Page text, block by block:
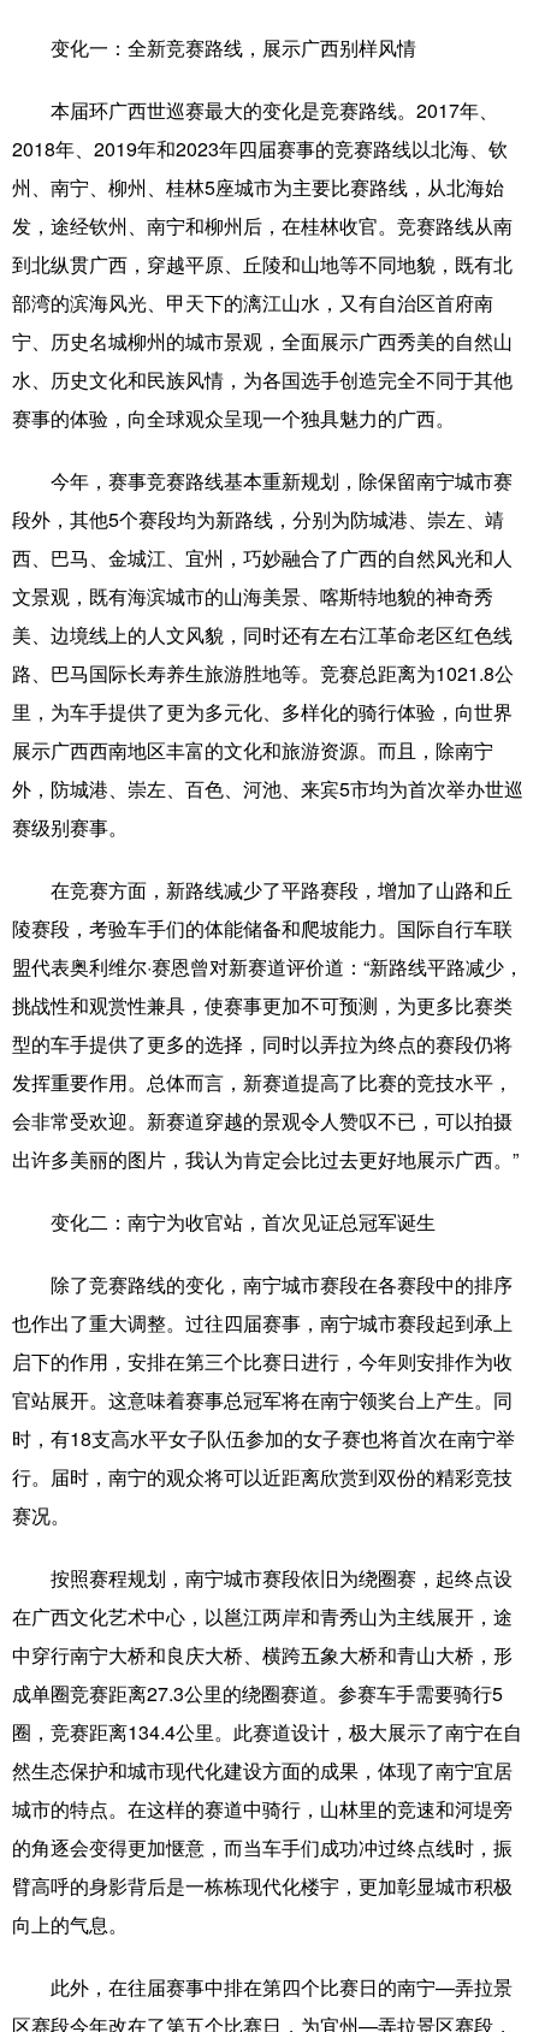
四川 贵州 云南 西藏
陕西 甘肃 青海 宁夏
新疆 内蒙古 黑龙江
多语种频道
English Español Français عربى
Русский язык 日本語 한국어
Deutsch Português
变化一：全新竞赛路线，展示广西别样风情
本届环广西世巡赛最大的变化是竞赛路线。2017年、
2018年、2019年和2023年四届赛事的竞赛路线以北海、钦
州、南宁、柳州、桂林5座城市为主要比赛路线，从北海始
发，途经钦州、南宁和柳州后，在桂林收官。竞赛路线从南
到北纵贯广西，穿越平原、丘陵和山地等不同地貌，既有北
部湾的滨海风光、甲天下的漓江山水，又有自治区首府南
宁、历史名城柳州的城市景观，全面展示广西秀美的自然山
水、历史文化和民族风情，为各国选手创造完全不同于其他
赛事的体验，向全球观众呈现一个独具魅力的广西。
今年，赛事竞赛路线基本重新规划，除保留南宁城市赛
段外，其他5个赛段均为新路线，分别为防城港、崇左、靖
西、巴马、金城江、宜州，巧妙融合了广西的自然风光和人
文景观，既有海滨城市的山海美景、喀斯特地貌的神奇秀
美、边境线上的人文风貌，同时还有左右江革命老区红色线
路、巴马国际长寿养生旅游胜地等。竞赛总距离为1021.8公
里，为车手提供了更为多元化、多样化的骑行体验，向世界
展示广西西南地区丰富的文化和旅游资源。而且，除南宁
外，防城港、崇左、百色、河池、来宾5市均为首次举办世巡
赛级别赛事。
在竞赛方面，新路线减少了平路赛段，增加了山路和丘
陵赛段，考验车手们的体能储备和爬坡能力。国际自行车联
盟代表奥利维尔·赛恩曾对新赛道评价道：“新路线平路减少，
挑战性和观赏性兼具，使赛事更加不可预测，为更多比赛类
型的车手提供了更多的选择，同时以弄拉为终点的赛段仍将
发挥重要作用。总体而言，新赛道提高了比赛的竞技水平，
会非常受欢迎。新赛道穿越的景观令人赞叹不已，可以拍摄
出许多美丽的图片，我认为肯定会比过去更好地展示广西。”
变化二：南宁为收官站，首次见证总冠军诞生
除了竞赛路线的变化，南宁城市赛段在各赛段中的排序
也作出了重大调整。过往四届赛事，南宁城市赛段起到承上
启下的作用，安排在第三个比赛日进行，今年则安排作为收
官站展开。这意味着赛事总冠军将在南宁领奖台上产生。同
时，有18支高水平女子队伍参加的女子赛也将首次在南宁举
行。届时，南宁的观众将可以近距离欣赏到双份的精彩竞技
赛况。
按照赛程规划，南宁城市赛段依旧为绕圈赛，起终点设
在广西文化艺术中心，以邕江两岸和青秀山为主线展开，途
中穿行南宁大桥和良庆大桥、横跨五象大桥和青山大桥，形
成单圈竞赛距离27.3公里的绕圈赛道。参赛车手需要骑行5
圈，竞赛距离134.4公里。此赛道设计，极大展示了南宁在自
然生态保护和城市现代化建设方面的成果，体现了南宁宜居
城市的特点。在这样的赛道中骑行，山林里的竞速和河堤旁
的角逐会变得更加惬意，而当车手们成功冲过终点线时，振
臂高呼的身影背后是一栋栋现代化楼宇，更加彰显城市积极
向上的气息。
此外，在往届赛事中排在第四个比赛日的南宁—弄拉景
区赛段今年改在了第五个比赛日，为宜州—弄拉景区赛段，